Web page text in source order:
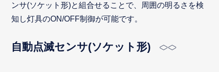
ンサ(ソケット形)と組合せることで、周囲の明るさを検
知し灯具のON/OFF制御が可能です。
自動点滅センサ(ソケット形)